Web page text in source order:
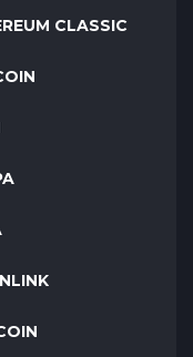
CLASSIC